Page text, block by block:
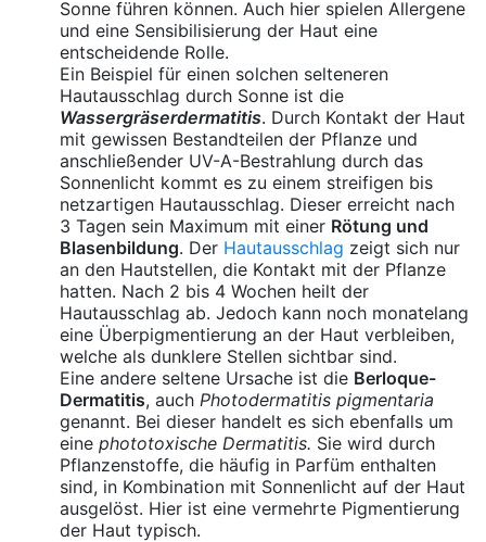
Sonne führen können. Auch hier spielen Allergene
und eine Sensibilisierung der Haut eine
entscheidende Rolle.
Ein Beispiel für einen solchen selteneren
Hautausschlag durch Sonne ist die
Wassergräserdermatitis. Durch Kontakt der Haut
mit gewissen Bestandteilen der Pflanze und
anschließender UV-A-Bestrahlung durch das
Sonnenlicht kommt es zu einem streifigen bis
netzartigen Hautausschlag. Dieser erreicht nach
3 Tagen sein Maximum mit einer Rötung und
Blasenbildung. Der Hautausschlag zeigt sich nur
an den Hautstellen, die Kontakt mit der Pflanze
hatten. Nach 2 bis 4 Wochen heilt der
Hautausschlag ab. Jedoch kann noch monatelang
eine Überpigmentierung an der Haut verbleiben,
welche als dunklere Stellen sichtbar sind.
Eine andere seltene Ursache ist die Berloque-
Dermatitis, auch Photodermatitis pigmentaria
genannt. Bei dieser handelt es sich ebenfalls um
eine phototoxische Dermatitis. Sie wird durch
Pflanzenstoffe, die häufig in Parfüm enthalten
sind, in Kombination mit Sonnenlicht auf der Haut
ausgelöst. Hier ist eine vermehrte Pigmentierung
der Haut typisch.